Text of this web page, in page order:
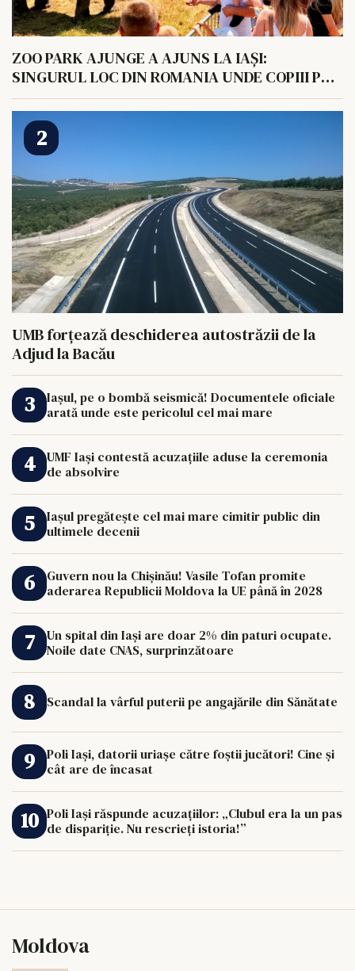
ZOO PARK AJUNGE A AJUNS LA IAȘI:
SINGURUL LOC DIN ROMANIA UNDE COPIII POT
HRANI UN ELEFANT
UMB forțează deschiderea autostrăzii de la
Adjud la Bacău
Iașul, pe o bombă seismică! Documentele oficiale
arată unde este pericolul cel mai mare
UMF Iași contestă acuzațiile aduse la ceremonia
de absolvire
Iașul pregătește cel mai mare cimitir public din
ultimele decenii
Guvern nou la Chișinău! Vasile Tofan promite
aderarea Republicii Moldova la UE până în 2028
Un spital din Iași are doar 2% din paturi ocupate.
Noile date CNAS, surprinzătoare
Scandal la vârful puterii pe angajările din Sănătate
Poli Iași, datorii uriașe către foștii jucători! Cine și
cât are de încasat
Poli Iași răspunde acuzațiilor: „Clubul era la un pas
de dispariție. Nu rescrieți istoria!”
Moldova